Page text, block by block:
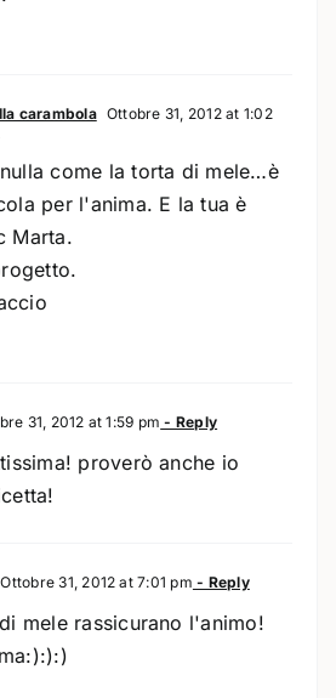
carambola Ottobre 31, 2012 at 1:02
come la torta di mele…è
per l'anima. E la tua è
Marta.
31, 2012 at 1:59 pm - Reply
proverò anche io
Ottobre 31, 2012 at 7:01 pm - Reply
mele rassicurano l'animo!